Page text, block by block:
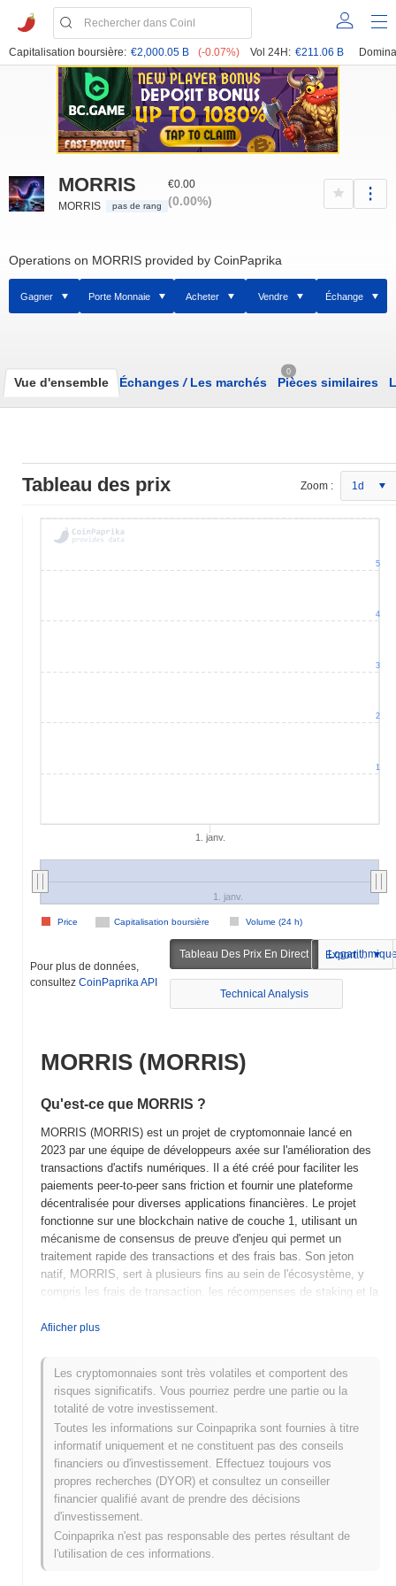
Capitalisation boursière: €2,000.05 B (-0.07%) Vol 24H: €211.06 B
MORRIS
MORRIS pas de rang
€0.00
(0.00%)
Operations on MORRIS provided by CoinPaprika
Gagner Porte Monnaie Acheter Vendre Échange
Vue d'ensemble Échanges /Les marchés
0
Pièces similaires
Tableau des prix Zoom : 1d
1. janv.
Capitalisation boursière Volume (24 h)
Price
1. janv.
1
2
3
4
5
Pour plus de données,
consultez CoinPaprika API
Tableau Des Prix En Direct Exportation
Technical Analysis
MORRIS (MORRIS)
Qu'est-ce que MORRIS ?
MORRIS (MORRIS) est un projet de cryptomonnaie lancé en
2023 par une équipe de développeurs axée sur l'amélioration des
transactions d'actifs numériques. Il a été créé pour faciliter les
paiements peer-to-peer sans friction et fournir une plateforme
décentralisée pour diverses applications financières. Le projet
fonctionne sur une blockchain native de couche 1, utilisant un
mécanisme de consensus de preuve d'enjeu qui permet un
traitement rapide des transactions et des frais bas. Son jeton
natif, MORRIS, sert à plusieurs fins au sein de l'écosystème, y
compris les frais de transaction, les récompenses de staking et la
d'influencer les décisions du projet. MORRIS se distingue par son
décentralisée (DeFi) avec une interface conviviale, le positionnant
comme un acteur majeur dans le paysage évolutif des monnaies
numériques. L'engagement du projet envers la sécurité et
l'évolutivité renforce encore sa pertinence sur le marché
concurrentiel des cryptomonnaies.
Quand et comment MORRIS a-t-il commencé ?
MORRIS a vu le jour en mars 2021 lorsque l'équipe fondatrice a
publié son livre blanc, décrivant la vision et le cadre technique du
développeurs et aux premiers utilisateurs d'expérimenter ses
fonctionnalités. Après des tests réussis, le mainnet a été lancé en
Afiicher plus
Les cryptomonnaies sont très volatiles et comportent des
risques significatifs. Vous pourriez perdre une partie ou la
totalité de votre investissement.
Toutes les informations sur Coinpaprika sont fournies à titre
informatif uniquement et ne constituent pas des conseils
financiers ou d'investissement. Effectuez toujours vos
propres recherches (DYOR) et consultez un conseiller
financier qualifié avant de prendre des décisions
d'investissement.
Coinpaprika n'est pas responsable des pertes résultant de
l'utilisation de ces informations.